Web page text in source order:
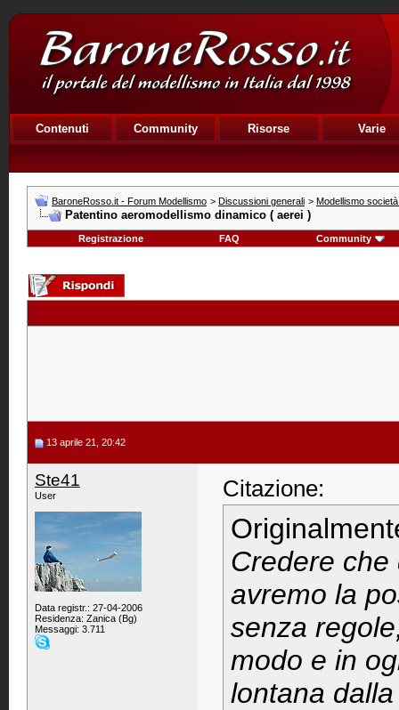
Contenuti Community Risorse Varie
BaroneRosso.it - Forum Modellismo > Discussioni generali > Modellismo
Patentino aeromodellismo dinamico ( aerei )
Registrazione FAQ Community
13 aprile 21, 20:42
Ste41
User
Data registr.: 27-04-2006
Residenza: Zanica (Bg)
Messaggi: 3.711
Citazione:
Credere
avremo la
senza
modo e in
lontana